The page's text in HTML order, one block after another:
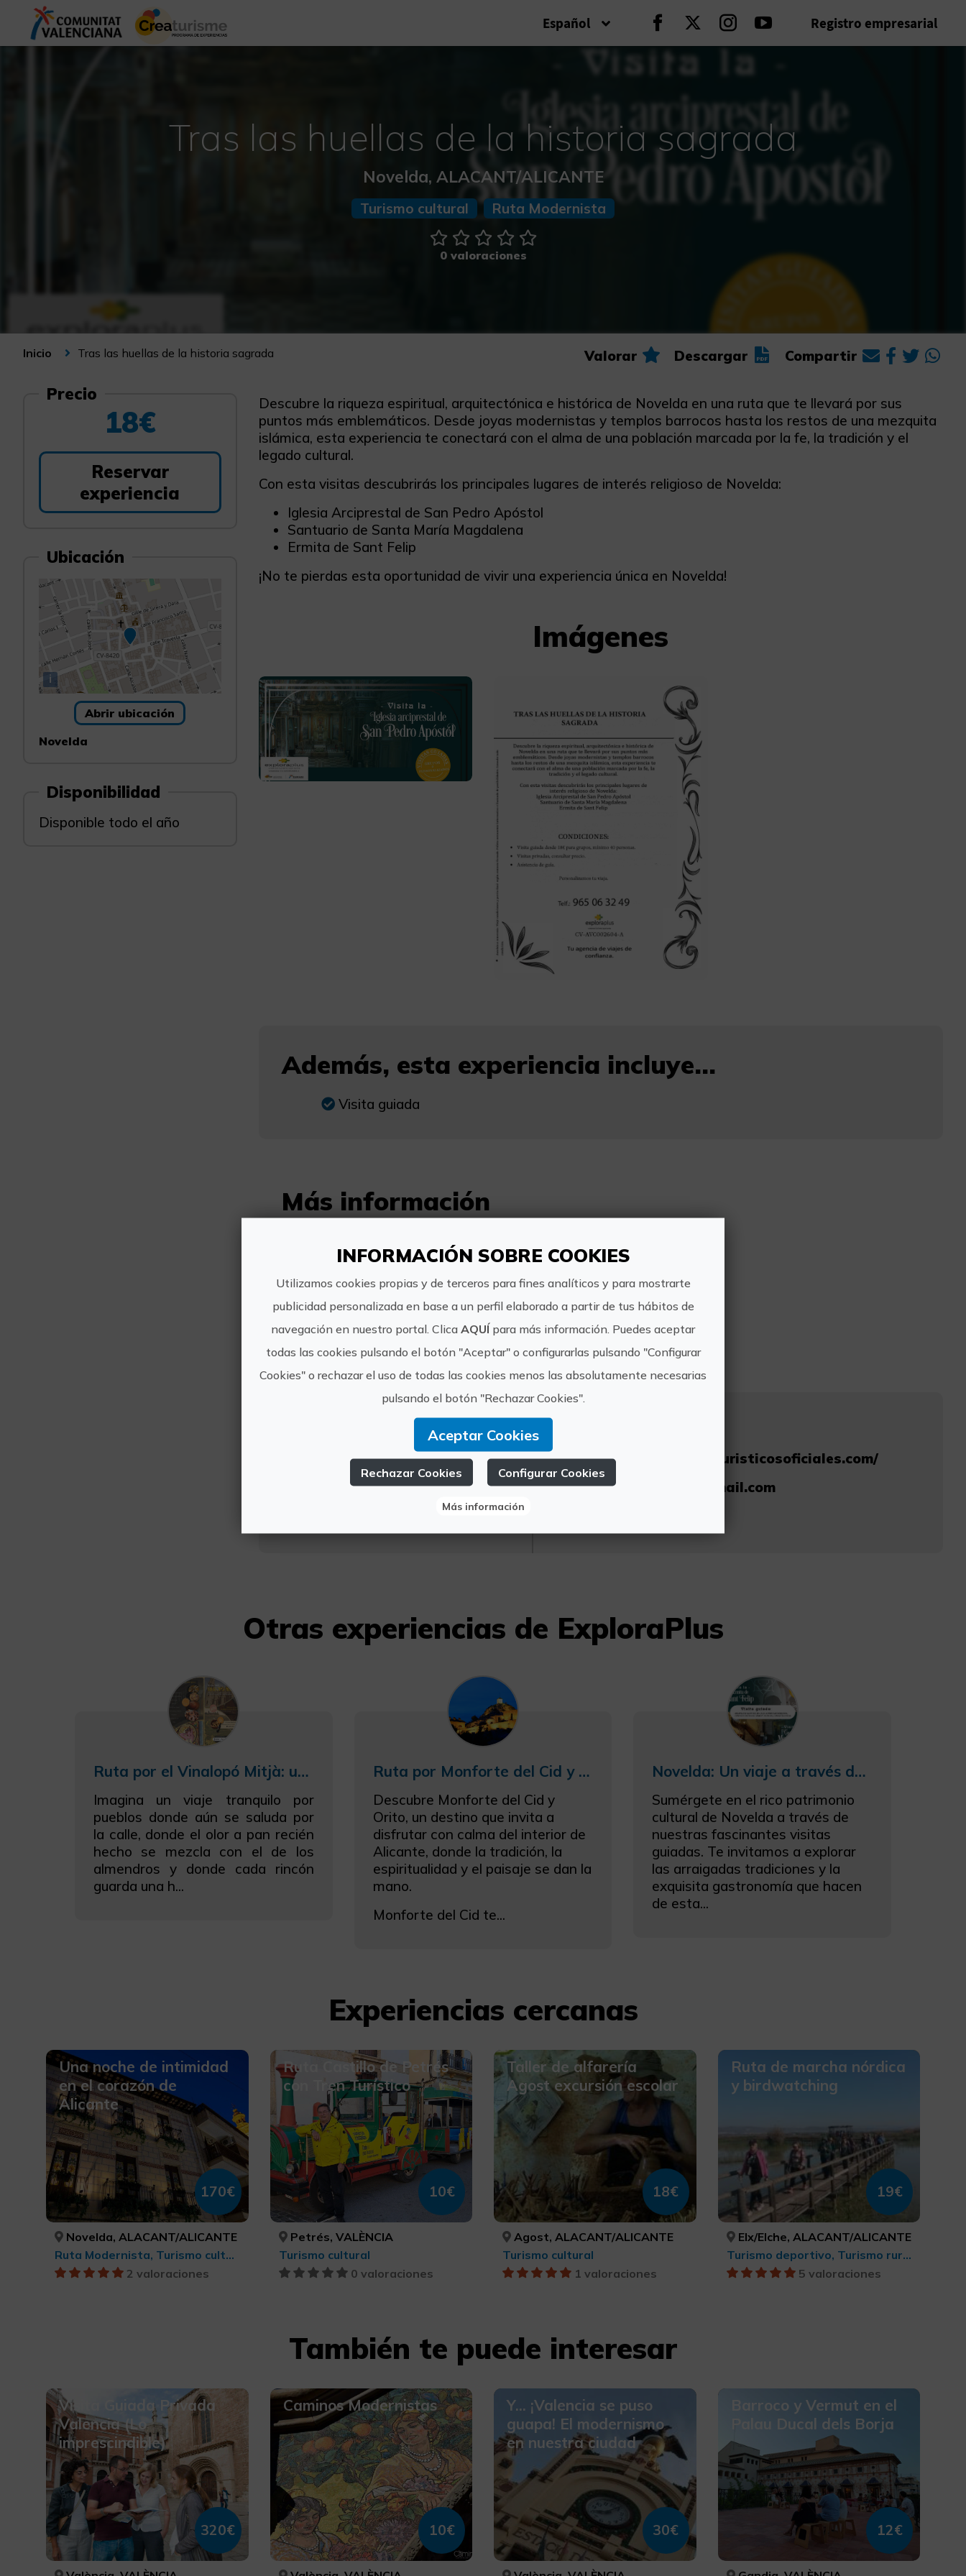
Español Seguir en Facebook
Seguir en Twitter
Seguir en Instagram
Seguir en Youtube
Registro empresarial
Tras las huellas de la historia sagrada
Novelda, ALACANT/ALICANTE
Turismo cultural Ruta Modernista
0 valoraciones
Valorar Descargar Compartir
Inicio Tras las huellas de la historia sagrada
Precio
18€
Reservar
experiencia
Ubicación
i
Abrir ubicación
Novelda
Disponibilidad
Disponible todo el año
Descubre la riqueza espiritual, arquitectónica e histórica de Novelda en una ruta que te llevará por sus
puntos más emblemáticos. Desde joyas modernistas y templos barrocos hasta los restos de una mezquita
islámica, esta experiencia te conectará con el alma de una población marcada por la fe, la tradición y el
legado cultural.
Con esta visitas descubrirás los principales lugares de interés religioso de Novelda:
Iglesia Arciprestal de San Pedro Apóstol
Santuario de Santa María Magdalena
Ermita de Sant Felip
¡No te pierdas esta oportunidad de vivir una experiencia única en Novelda!
Imágenes
Además, esta experiencia incluye...
Visita guiada
Más información
09:00-20:00
Precio:
Desde 18€
ExploraPlus
https://www.guiasturisticosoficiales.com/
touroperadorcv@gmail.com
Otras experiencias de ExploraPlus
Ruta por el Vinalopó Mitjà: una escapada para saborear, sentir y descubrir
Imagina un viaje tranquilo por
pueblos donde aún se saluda por
la calle, donde el olor a pan recién
hecho se mezcla con el de los
almendros y donde cada rincón
guarda una h...
Ruta por Monforte del Cid y Orito
Descubre Monforte del Cid y
Orito, un destino que invita a
disfrutar con calma del interior de
Alicante, donde la tradición, la
espiritualidad y el paisaje se dan la
mano.
Monforte del Cid te...
Novelda: Un viaje a través de la historia y la tradición
Sumérgete en el rico patrimonio
cultural de Novelda a través de
nuestras fascinantes visitas
guiadas. Te invitamos a explorar
las arraigadas tradiciones y la
exquisita gastronomía que hacen
de esta...
Experiencias cercanas
Una noche de intimidad
en el corazón de
Alicante
170€
Novelda, ALACANT/ALICANTE
Ruta Modernista, Turismo cultural
2 valoraciones
Ruta Castillo de Petrés
con Tren Turístico
10€
Petrés, VALÈNCIA
Turismo cultural
0 valoraciones
Taller de alfarería
Agost excursión escolar
18€
Agost, ALACANT/ALICANTE
Turismo cultural
1 valoraciones
Ruta de marcha nórdica
y birdwatching
19€
Elx/Elche, ALACANT/ALICANTE
Turismo deportivo, Turismo rural y natural, Senderismo, Parques Naturales
5 valoraciones
También te puede interesar
Visita Guiada Privada
Valencia (Lo
imprescindible)
320€
Caminos Modernistas
10€
Y... ¡Valencia se puso
guapa! El modernismo
en nuestra ciudad
30€
Barroco y Vermut en el
Palau Ducal dels Borja
12€
INFORMACIÓN SOBRE COOKIES
Utilizamos cookies propias y de terceros para fines analíticos y para mostrarte
publicidad personalizada en base a un perfil elaborado a partir de tus hábitos de
navegación en nuestro portal. Clica AQUÍpara más información. Puedes aceptar
todas las cookies pulsando el botón "Aceptar" o configurarlas pulsando "Configurar
Cookies" o rechazar el uso de todas las cookies menos las absolutamente necesarias
pulsando el botón "Rechazar Cookies".
Aceptar Cookies
Rechazar Cookies Configurar Cookies
Más información